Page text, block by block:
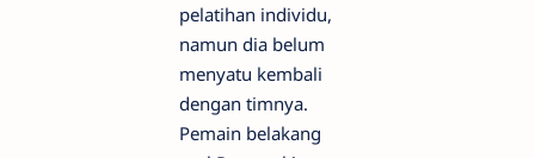
pelatihan individu,
namun dia belum
menyatu kembali
dengan timnya.
Pemain belakang